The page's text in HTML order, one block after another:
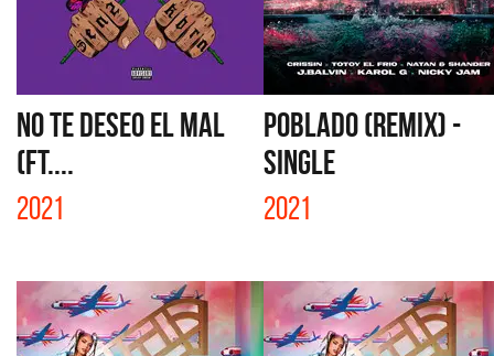
NO TE DESEO EL MAL
(FT....
2021
POBLADO (REMIX) -
SINGLE
2021